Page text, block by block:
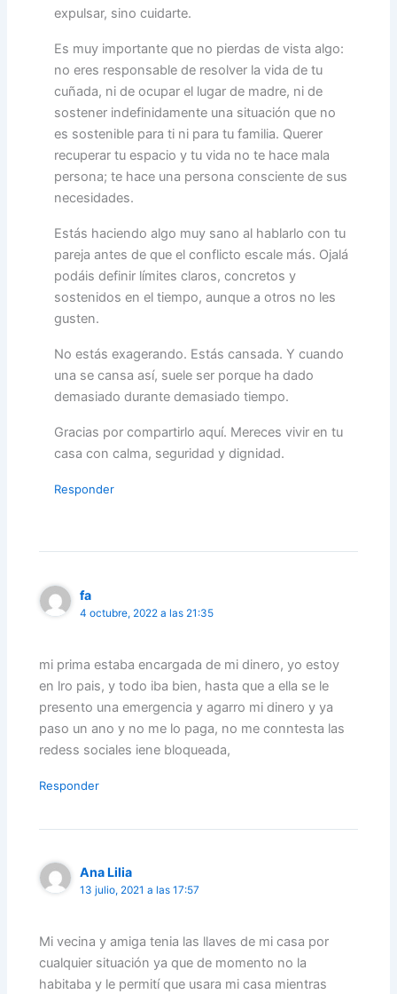
expulsar, sino cuidarte.
Es muy importante que no pierdas de vista algo:
no eres responsable de resolver la vida de tu
cuñada, ni de ocupar el lugar de madre, ni de
sostener indefinidamente una situación que no
es sostenible para ti ni para tu familia. Querer
recuperar tu espacio y tu vida no te hace mala
persona; te hace una persona consciente de sus
necesidades.
Estás haciendo algo muy sano al hablarlo con tu
pareja antes de que el conflicto escale más. Ojalá
podáis definir límites claros, concretos y
sostenidos en el tiempo, aunque a otros no les
gusten.
No estás exagerando. Estás cansada. Y cuando
una se cansa así, suele ser porque ha dado
demasiado durante demasiado tiempo.
Gracias por compartirlo aquí. Mereces vivir en tu
casa con calma, seguridad y dignidad.
Responder
fa
4 octubre, 2022 a las 21:35
mi prima estaba encargada de mi dinero, yo estoy
en lro pais, y todo iba bien, hasta que a ella se le
presento una emergencia y agarro mi dinero y ya
paso un ano y no me lo paga, no me conntesta las
redess sociales iene bloqueada,
Responder
Ana Lilia
13 julio, 2021 a las 17:57
Mi vecina y amiga tenia las llaves de mi casa por
cualquier situación ya que de momento no la
habitaba y le permití que usara mi casa mientras